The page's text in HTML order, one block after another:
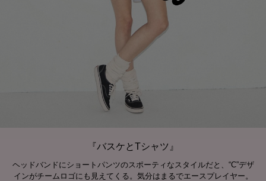
『バスケとTシャツ』
ヘッドバンドにショートパンツのスポーティなスタイルだと、“C”デザ
インがチームロゴにも見えてくる。気分はまるでエースプレイヤー。